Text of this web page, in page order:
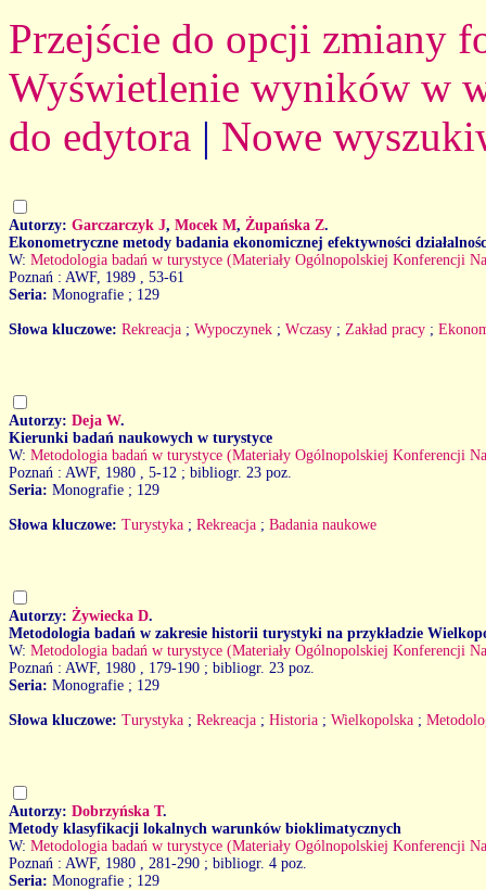
Przejście do opcji zmiany
Wyświetlenie wyników w
do edytora | Nowe
Autorzy: Garczarczyk J, Mocek M, Żupańska Z.
Ekonometryczne metody badania ekonomicznej efektywności
W: Metodologia badań w turystyce (Materiały Ogólnopolskiej Konferencji
Poznań : AWF, 1989
, 53-61
Seria: Monografie ; 129
Słowa kluczowe: Rekreacja ; Wypoczynek ; Wczasy ; Zakład pracy ;
Autorzy: Deja W.
Kierunki badań naukowych w turystyce
W: Metodologia badań w turystyce (Materiały Ogólnopolskiej Konferencji
Poznań : AWF, 1980
, 5-12 ; bibliogr. 23 poz.
Seria: Monografie ; 129
Słowa kluczowe: Turystyka ; Rekreacja ; Badania naukowe
Autorzy: Żywiecka D.
Metodologia badań w zakresie historii turystyki na przykładzie
W: Metodologia badań w turystyce (Materiały Ogólnopolskiej Konferencji
Poznań : AWF, 1980
, 179-190 ; bibliogr. 23 poz.
Seria: Monografie ; 129
Słowa kluczowe: Turystyka ; Rekreacja ; Historia ; Wielkopolska ;
Autorzy: Dobrzyńska T.
Metody klasyfikacji lokalnych warunków bioklimatycznych
W: Metodologia badań w turystyce (Materiały Ogólnopolskiej Konferencji
Poznań : AWF, 1980
, 281-290 ; bibliogr. 4 poz.
Seria: Monografie ; 129